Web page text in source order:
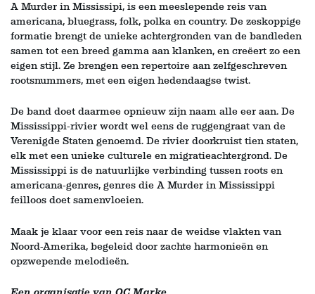
A Murder in Mississipi, is een meeslepende reis van
americana, bluegrass, folk, polka en country. De zeskoppige
formatie brengt de unieke achtergronden van de bandleden
samen tot een breed gamma aan klanken, en creëert zo een
eigen stijl. Ze brengen een repertoire aan zelfgeschreven
rootsnummers, met een eigen hedendaagse twist.
De band doet daarmee opnieuw zijn naam alle eer aan. De
Mississippi-rivier wordt wel eens de ruggengraat van de
Verenigde Staten genoemd. De rivier doorkruist tien staten,
elk met een unieke culturele en migratieachtergrond. De
Mississippi is de natuurlijke verbinding tussen roots en
americana-genres, genres die A Murder in Mississippi
feilloos doet samenvloeien.
Maak je klaar voor een reis naar de weidse vlakten van
Noord-Amerika, begeleid door zachte harmonieën en
opzwepende melodieën.